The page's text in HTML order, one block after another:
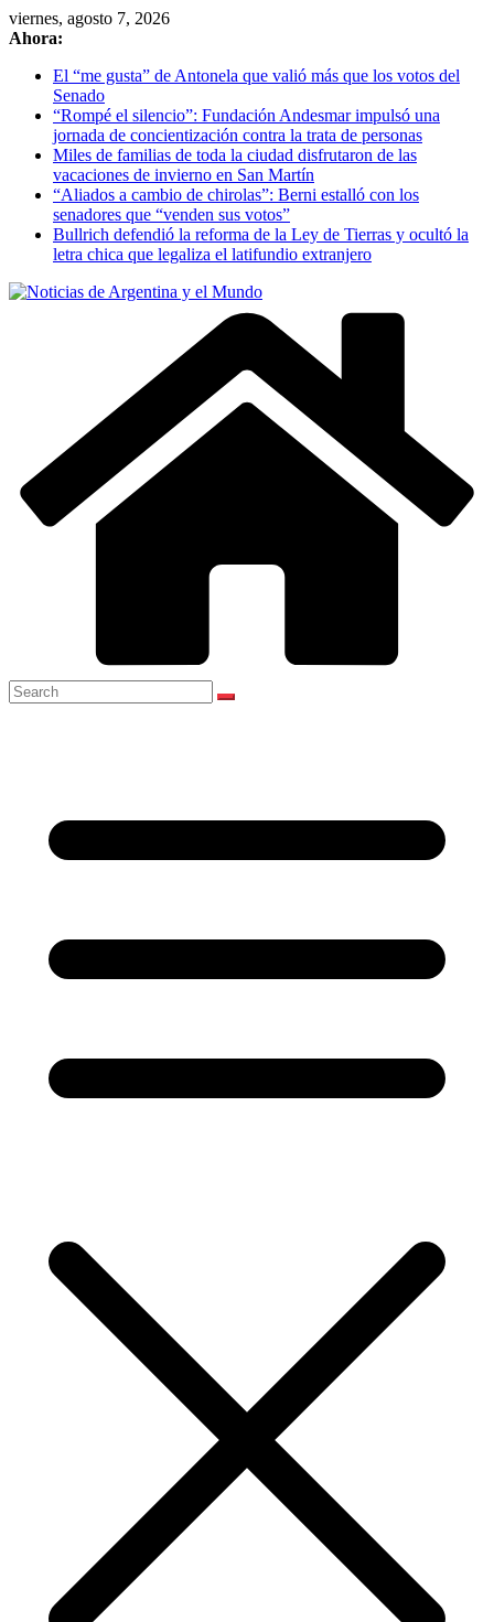
Skip
to
viernes, agosto 7, 2026
Ahora:
El “me gusta” de Antonela que valió más que los votos del
Senado
“Rompé el silencio”: Fundación Andesmar impulsó una
jornada de concientización contra la trata de personas
Miles de familias de toda la ciudad disfrutaron de las
vacaciones de invierno en San Martín
“Aliados a cambio de chirolas”: Berni estalló con los
senadores que “venden sus votos”
Bullrich defendió la reforma de la Ley de Tierras y ocultó la
letra chica que legaliza el latifundio extranjero